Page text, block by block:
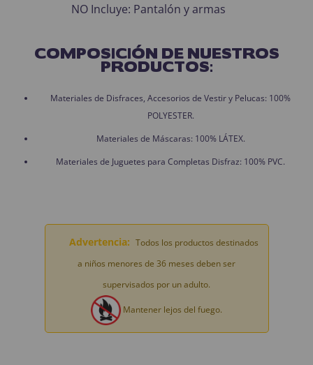
NO Incluye: Pantalón y armas
COMPOSICIÓN DE NUESTROS
PRODUCTOS:
Materiales de Disfraces, Accesorios de Vestir y Pelucas: 100%
POLYESTER.
Materiales de Máscaras: 100% LÁTEX.
Materiales de Juguetes para Completas Disfraz: 100% PVC.
Advertencia: Todos los productos destinados
a niños menores de 36 meses deben ser
supervisados por un adulto.
Mantener lejos del fuego.